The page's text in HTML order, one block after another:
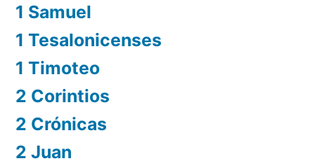
1 Samuel
1 Tesalonicenses
1 Timoteo
2 Corintios
2 Crónicas
2 Juan